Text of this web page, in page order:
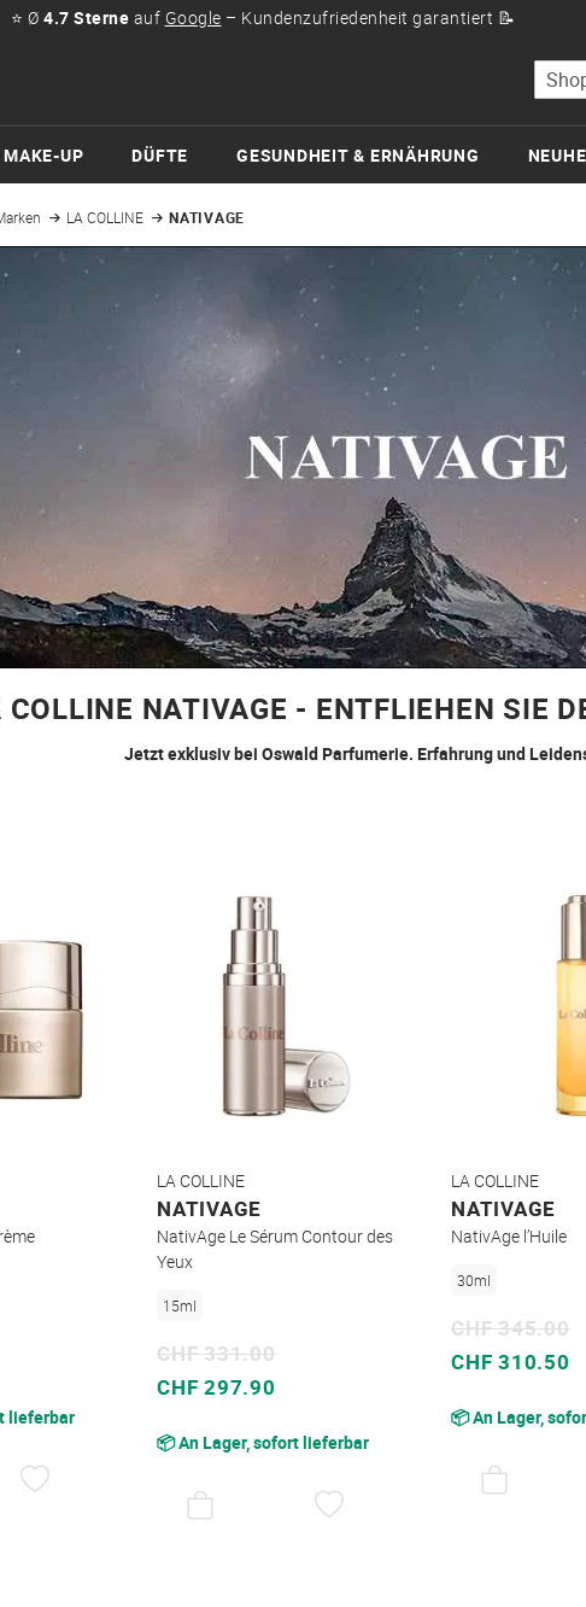
⭐ Ø 4.7 Sterne auf Google – Kundenzufriedenheit garantiert 📝
Suche
MAKE-UP DÜFTE GESUNDHEIT & ERNÄHRUNG
LA COLLINE NATIVAGE
COLLINE NATIVAGE - ENTFLIEHEN SIE
Jetzt exklusiv bei Oswald Parfumerie. Erfahrung und
lieferbar
WUNSCHZETTEL
LA COLLINE
NATIVAGE
NativAge Le Sérum Contour des
Yeux
15ml
Sonderpreis
CHF 297.90
CHF 331.00
📦 An Lager, sofort lieferbar
LA COLLINE
NATIVAGE
NativAge l’Huile
30ml
Sonderpreis
CHF 310.50
CHF 345.00
📦 An Lager,